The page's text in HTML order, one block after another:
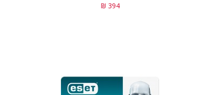
394 ₪